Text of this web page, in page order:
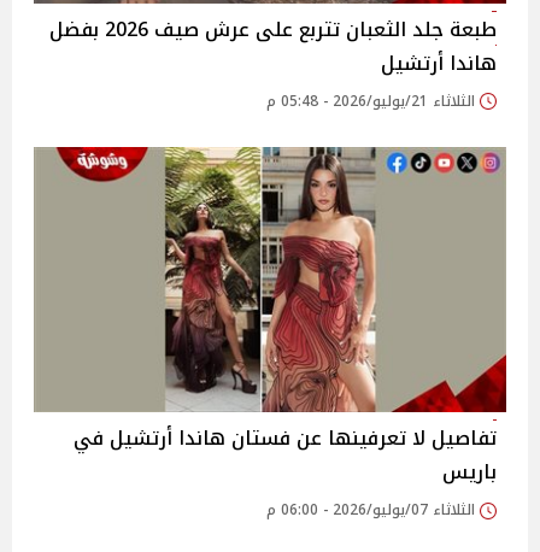
طبعة جلد الثعبان تتربع على عرش صيف 2026 بفضل
هاندا أرتشيل
الثلاثاء 21/يوليو/2026 - 05:48 م
تفاصيل لا تعرفينها عن فستان هاندا أرتشيل في
باريس
الثلاثاء 07/يوليو/2026 - 06:00 م